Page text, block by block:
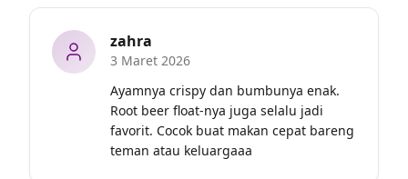
zahra
3 Maret 2026
Ayamnya crispy dan bumbunya enak.
Root beer float-nya juga selalu jadi
favorit. Cocok buat makan cepat bareng
teman atau keluargaaa